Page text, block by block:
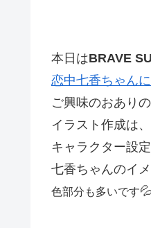
本日はBRAVE
恋中七香ちゃん
ご興味のおあり
イラスト作成は
キャラクター設
七香ちゃんのイ
色部分も多いです